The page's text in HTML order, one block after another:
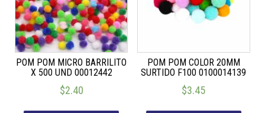
POM POM MICRO BARRILITO
X 500 UND 00012442
$2.40
POM POM COLOR 20MM
SURTIDO F100 0100014139
$3.45